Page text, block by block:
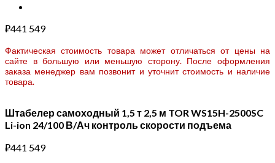
₽441 549
Фактическая стоимость товара может отличаться от цены на
сайте в большую или меньшую сторону. После оформления
заказа менеджер вам позвонит и уточнит стоимость и наличие
товара.
Штабелер самоходный 1,5 т 2,5 м TOR WS15H-2500SC
Li-ion 24/100 В/Ач контроль скорости подъема
₽441 549